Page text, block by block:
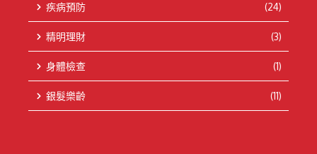
疾病預防 (24)
精明理財 (3)
身體檢查 (1)
銀髮樂齡 (11)